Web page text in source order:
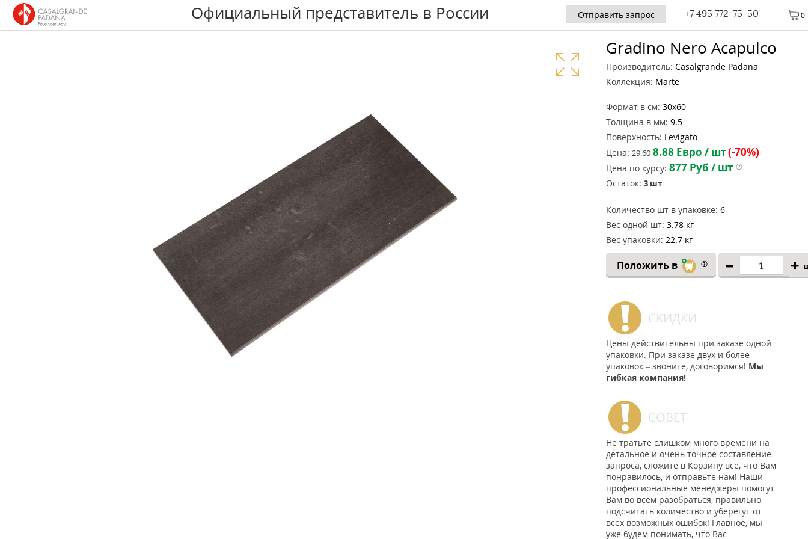
0
Официальный представитель в России +7 495 772-75-50
Отправить запрос
Gradino Nero Acapulco
Производитель: Casalgrande Padana
Коллекция: Marte
Формат в см: 30x60
Толщина в мм: 9.5
Поверхность: Levigato
Цена: 29.60 8.88 Евро / шт(-70%)
Цена по курсу: 877 Руб / шт
Остаток: 3 шт
Количество шт в упаковке: 6
Вес одной шт: 3.78 кг
Вес упаковки: 22.7 кг
Положить в
СКИДКИ
Цены действительны при заказе одной
упаковки. При заказе двух и более
упаковок – звоните, договоримся! Мы
гибкая компания!
СОВЕТ
Не тратьте слишком много времени на
детальное и очень точное составление
запроса, сложите в Корзину все, что Вам
понравилось, и отправьте нам! Наши
профессиональные менеджеры помогут
Вам во всем разобраться, правильно
подсчитать количество и уберегут от
всех возможных ошибок! Главное, мы
уже будем понимать, что Вас